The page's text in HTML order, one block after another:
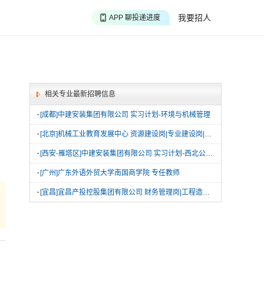
我要招人
APP 聊投递进度
相关专业最新招聘信息
· [成都]中建安装集团有限公司 实习计划-环境与机械管理
· [北京]机械工业教育发展中心 资源建设岗|专业建设岗|数据信息建设岗
· [西安-雁塔区]中建安装集团有限公司 实习计划-西北公司-预结算管理岗
· [广州]广东外语外贸大学南国商学院 专任教师
· [宜昌]宜昌产投控股集团有限公司 财务管理岗|工程造价岗|矿业技术岗|基金投资岗